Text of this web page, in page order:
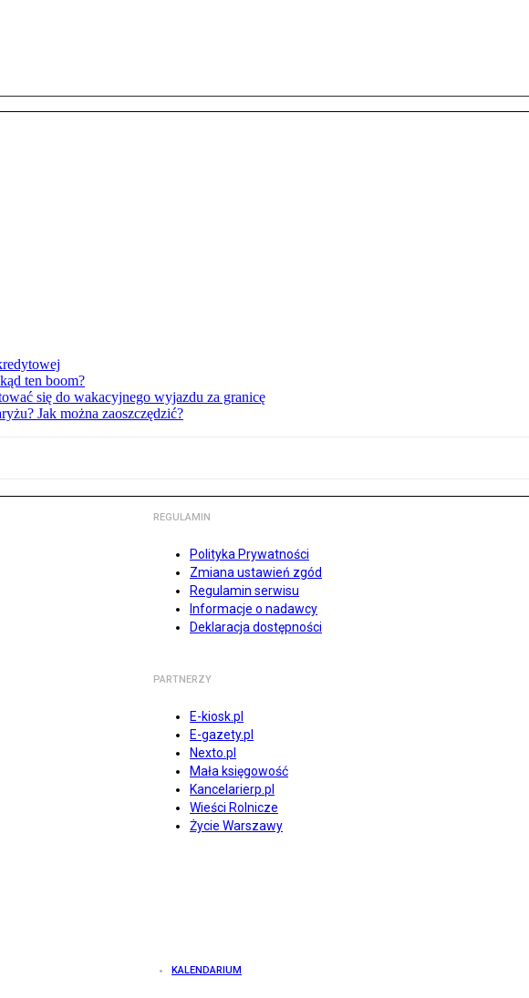
ten boom?
się do wakacyjnego wyjazdu za granicę
Jak można zaoszczędzić?
REGULAMIN
Polityka Prywatności
Zmiana ustawień zgód
Regulamin serwisu
Informacje o nadawcy
Deklaracja dostępności
PARTNERZY
E-kiosk.pl
E-gazety.pl
Nexto.pl
Mała księgowość
Kancelarierp.pl
Wieści Rolnicze
Życie Warszawy
KALENDARIUM